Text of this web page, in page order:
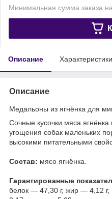
Минимальная сумма заказа
Описание Характеристики
Описание
Медальоны из ягнёнка для
Сочные кусочки мяса
угощения собак маленьких
высокими питательными
Состав: мясо ягнёнка.
Гарантированные
белок — 47,30 г, жир — 4,12 г,